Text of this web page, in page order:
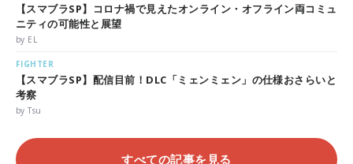
【スマブラSP】コロナ禍で見えたオンライン・オフライン両コミュ
ニティの可能性と展望
by EL
FIGHTER
【スマブラSP】配信目前！DLC「ミェンミェン」の仕様おさらいと
考察
by Tsu
すべての記事を見る